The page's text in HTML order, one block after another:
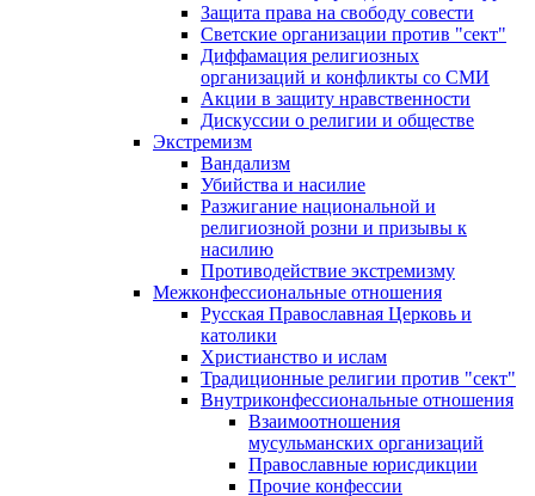
Защита права на свободу совести
Светские организации против "сект"
Диффамация религиозных
организаций и конфликты со СМИ
Акции в защиту нравственности
Дискуссии о религии и обществе
Экстремизм
Вандализм
Убийства и насилие
Разжигание национальной и
религиозной розни и призывы к
насилию
Противодействие экстремизму
Межконфессиональные отношения
Русская Православная Церковь и
католики
Христианство и ислам
Традиционные религии против "сект"
Внутриконфессиональные отношения
Взаимоотношения
мусульманских организаций
Православные юрисдикции
Прочие конфессии